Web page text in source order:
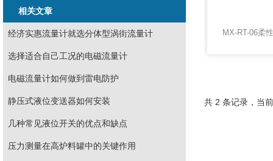
共 2 条记录，当
相关文章
经济实惠流量计就选分体型涡街流量计
选择适合自己工况的电磁流量计
电磁流量计如何做到雷电防护
静压式液位变送器如何安装
几种常见液位开关的优点和缺点
压力测量在高炉料罐中的关键作用